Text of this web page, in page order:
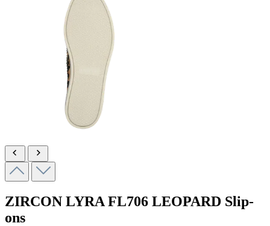
ZIRCON LYRA FL706 LEOPARD Slip-
ons